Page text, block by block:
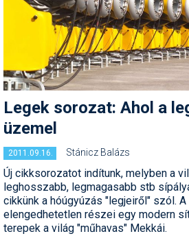
Legek sorozat: Ahol a
üzemel
2011.09.16. Stánicz Balázs
Új cikksorozatot indítunk, melyben a
leghosszabb, legmagasabb stb
cikkünk a hóúgyúzás "legjeiről" szól. A
elengedhetetlen részei egy modern
terepek a világ "műhavas" Mekkái.